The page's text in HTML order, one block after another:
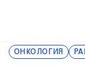
ОНКОЛОГИЯ